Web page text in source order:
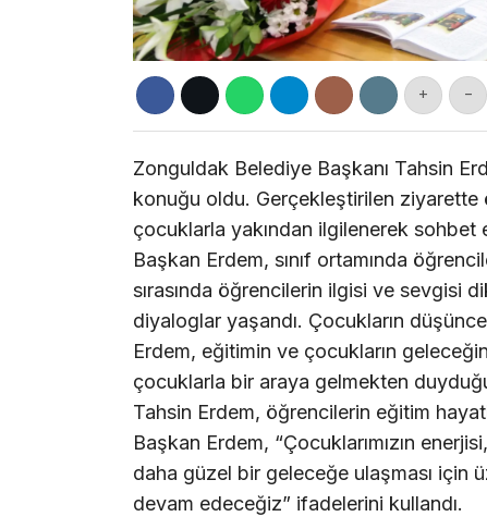
+ -
Zonguldak Belediye Başkanı Tahsin
konuğu oldu. Gerçekleştirilen
çocuklarla yakından ilgilenerek sohbet
Başkan Erdem, sınıf ortamında
sırasında öğrencilerin ilgisi ve sevgisi
diyaloglar yaşandı. Çocukların
Erdem, eğitimin ve çocukların
çocuklarla bir araya gelmekten
Tahsin Erdem, öğrencilerin eğitim
Başkan Erdem, “Çocuklarımızın
daha güzel bir geleceğe ulaşması için
devam edeceğiz” ifadelerini kullandı.